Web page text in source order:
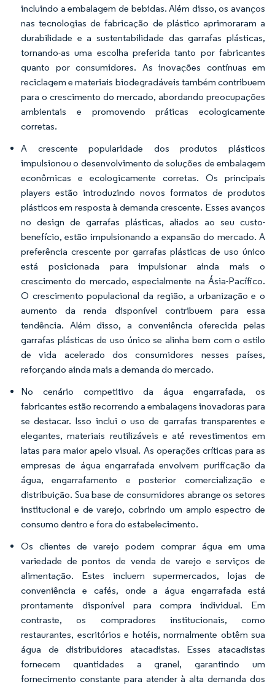
incluindo a embalagem de bebidas. Além disso, os avanços
nas tecnologias de fabricação de plástico aprimoraram a
durabilidade e a sustentabilidade das garrafas plásticas,
tornando-as uma escolha preferida tanto por fabricantes
quanto por consumidores. As inovações contínuas em
reciclagem e materiais biodegradáveis também contribuem
para o crescimento do mercado, abordando preocupações
ambientais e promovendo práticas ecologicamente
corretas.
A crescente popularidade dos produtos plásticos
impulsionou o desenvolvimento de soluções de embalagem
econômicas e ecologicamente corretas. Os principais
players estão introduzindo novos formatos de produtos
plásticos em resposta à demanda crescente. Esses avanços
no design de garrafas plásticas, aliados ao seu custo-
benefício, estão impulsionando a expansão do mercado. A
preferência crescente por garrafas plásticas de uso único
está posicionada para impulsionar ainda mais o
crescimento do mercado, especialmente na Ásia-Pacífico.
O crescimento populacional da região, a urbanização e o
aumento da renda disponível contribuem para essa
tendência. Além disso, a conveniência oferecida pelas
garrafas plásticas de uso único se alinha bem com o estilo
de vida acelerado dos consumidores nesses países,
reforçando ainda mais a demanda do mercado.
No cenário competitivo da água engarrafada, os
fabricantes estão recorrendo a embalagens inovadoras para
se destacar. Isso inclui o uso de garrafas transparentes e
elegantes, materiais reutilizáveis e até revestimentos em
latas para maior apelo visual. As operações críticas para as
empresas de água engarrafada envolvem purificação da
água, engarrafamento e posterior comercialização e
distribuição. Sua base de consumidores abrange os setores
institucional e de varejo, cobrindo um amplo espectro de
consumo dentro e fora do estabelecimento.
Os clientes de varejo podem comprar água em uma
variedade de pontos de venda de varejo e serviços de
alimentação. Estes incluem supermercados, lojas de
conveniência e cafés, onde a água engarrafada está
prontamente disponível para compra individual. Em
contraste, os compradores institucionais, como
restaurantes, escritórios e hotéis, normalmente obtêm sua
água de distribuidores atacadistas. Esses atacadistas
fornecem quantidades a granel, garantindo um
fornecimento constante para atender à alta demanda dos